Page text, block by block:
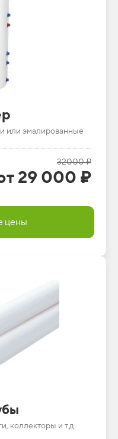
или эмалированные
32000 ₽
29 000 ₽
цены
коллекторы и т.д.